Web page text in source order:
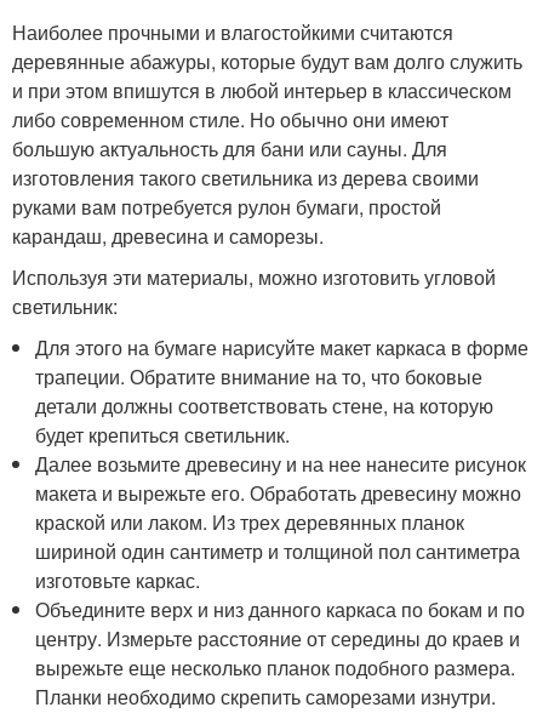
Наиболее прочными и влагостойкими считаются
деревянные абажуры, которые будут вам долго служить
и при этом впишутся в любой интерьер в классическом
либо современном стиле. Но обычно они имеют
большую актуальность для бани или сауны. Для
изготовления такого светильника из дерева своими
руками вам потребуется рулон бумаги, простой
карандаш, древесина и саморезы.
Используя эти материалы, можно изготовить угловой
светильник:
Для этого на бумаге нарисуйте макет каркаса в форме
трапеции. Обратите внимание на то, что боковые
детали должны соответствовать стене, на которую
будет крепиться светильник.
Далее возьмите древесину и на нее нанесите рисунок
макета и вырежьте его. Обработать древесину можно
краской или лаком. Из трех деревянных планок
шириной один сантиметр и толщиной пол сантиметра
изготовьте каркас.
Объедините верх и низ данного каркаса по бокам и по
центру. Измерьте расстояние от середины до краев и
вырежьте еще несколько планок подобного размера.
Планки необходимо скрепить саморезами изнутри.